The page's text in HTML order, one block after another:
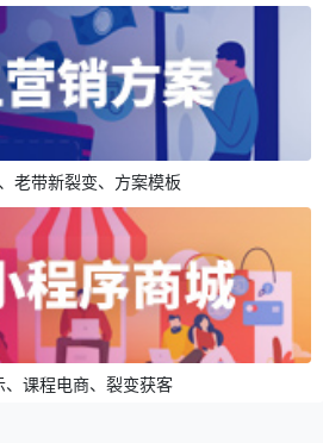
老带新裂变、方案模板
、课程电商、裂变获客